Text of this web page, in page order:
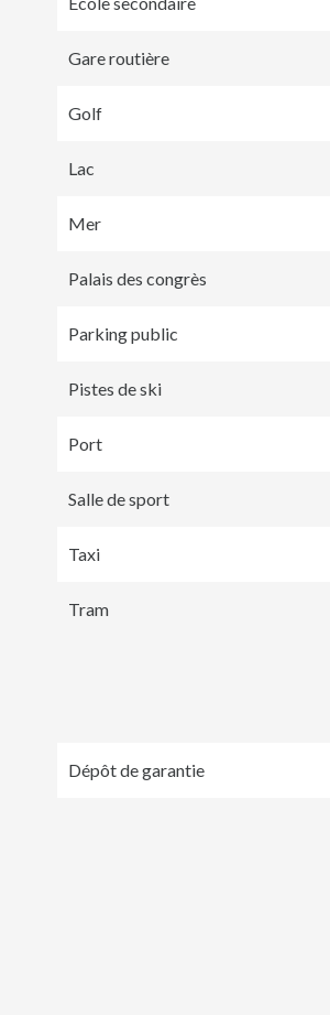
Gare routière
Golf
Lac
Mer
Palais des congrès
Parking public
Pistes de ski
Port
Salle de sport
Taxi
Tram
Dépôt de garantie